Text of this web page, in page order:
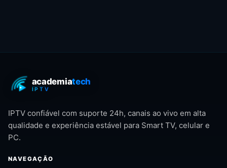
IPTV confiável com suporte 24h, canais ao vivo em alta
qualidade e experiência estável para Smart TV, celular e
PC.
NAVEGAÇÃO